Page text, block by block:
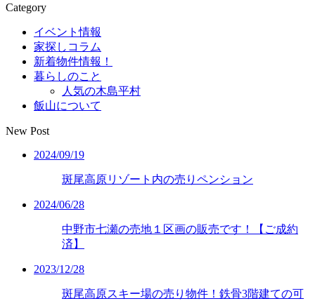
Category
イベント情報
家探しコラム
新着物件情報！
暮らしのこと
人気の木島平村
飯山について
New Post
2024/09/19
斑尾高原リゾート内の売りペンション
2024/06/28
中野市七瀬の売地１区画の販売です！【ご成約
済】
2023/12/28
斑尾高原スキー場の売り物件！鉄骨3階建ての可